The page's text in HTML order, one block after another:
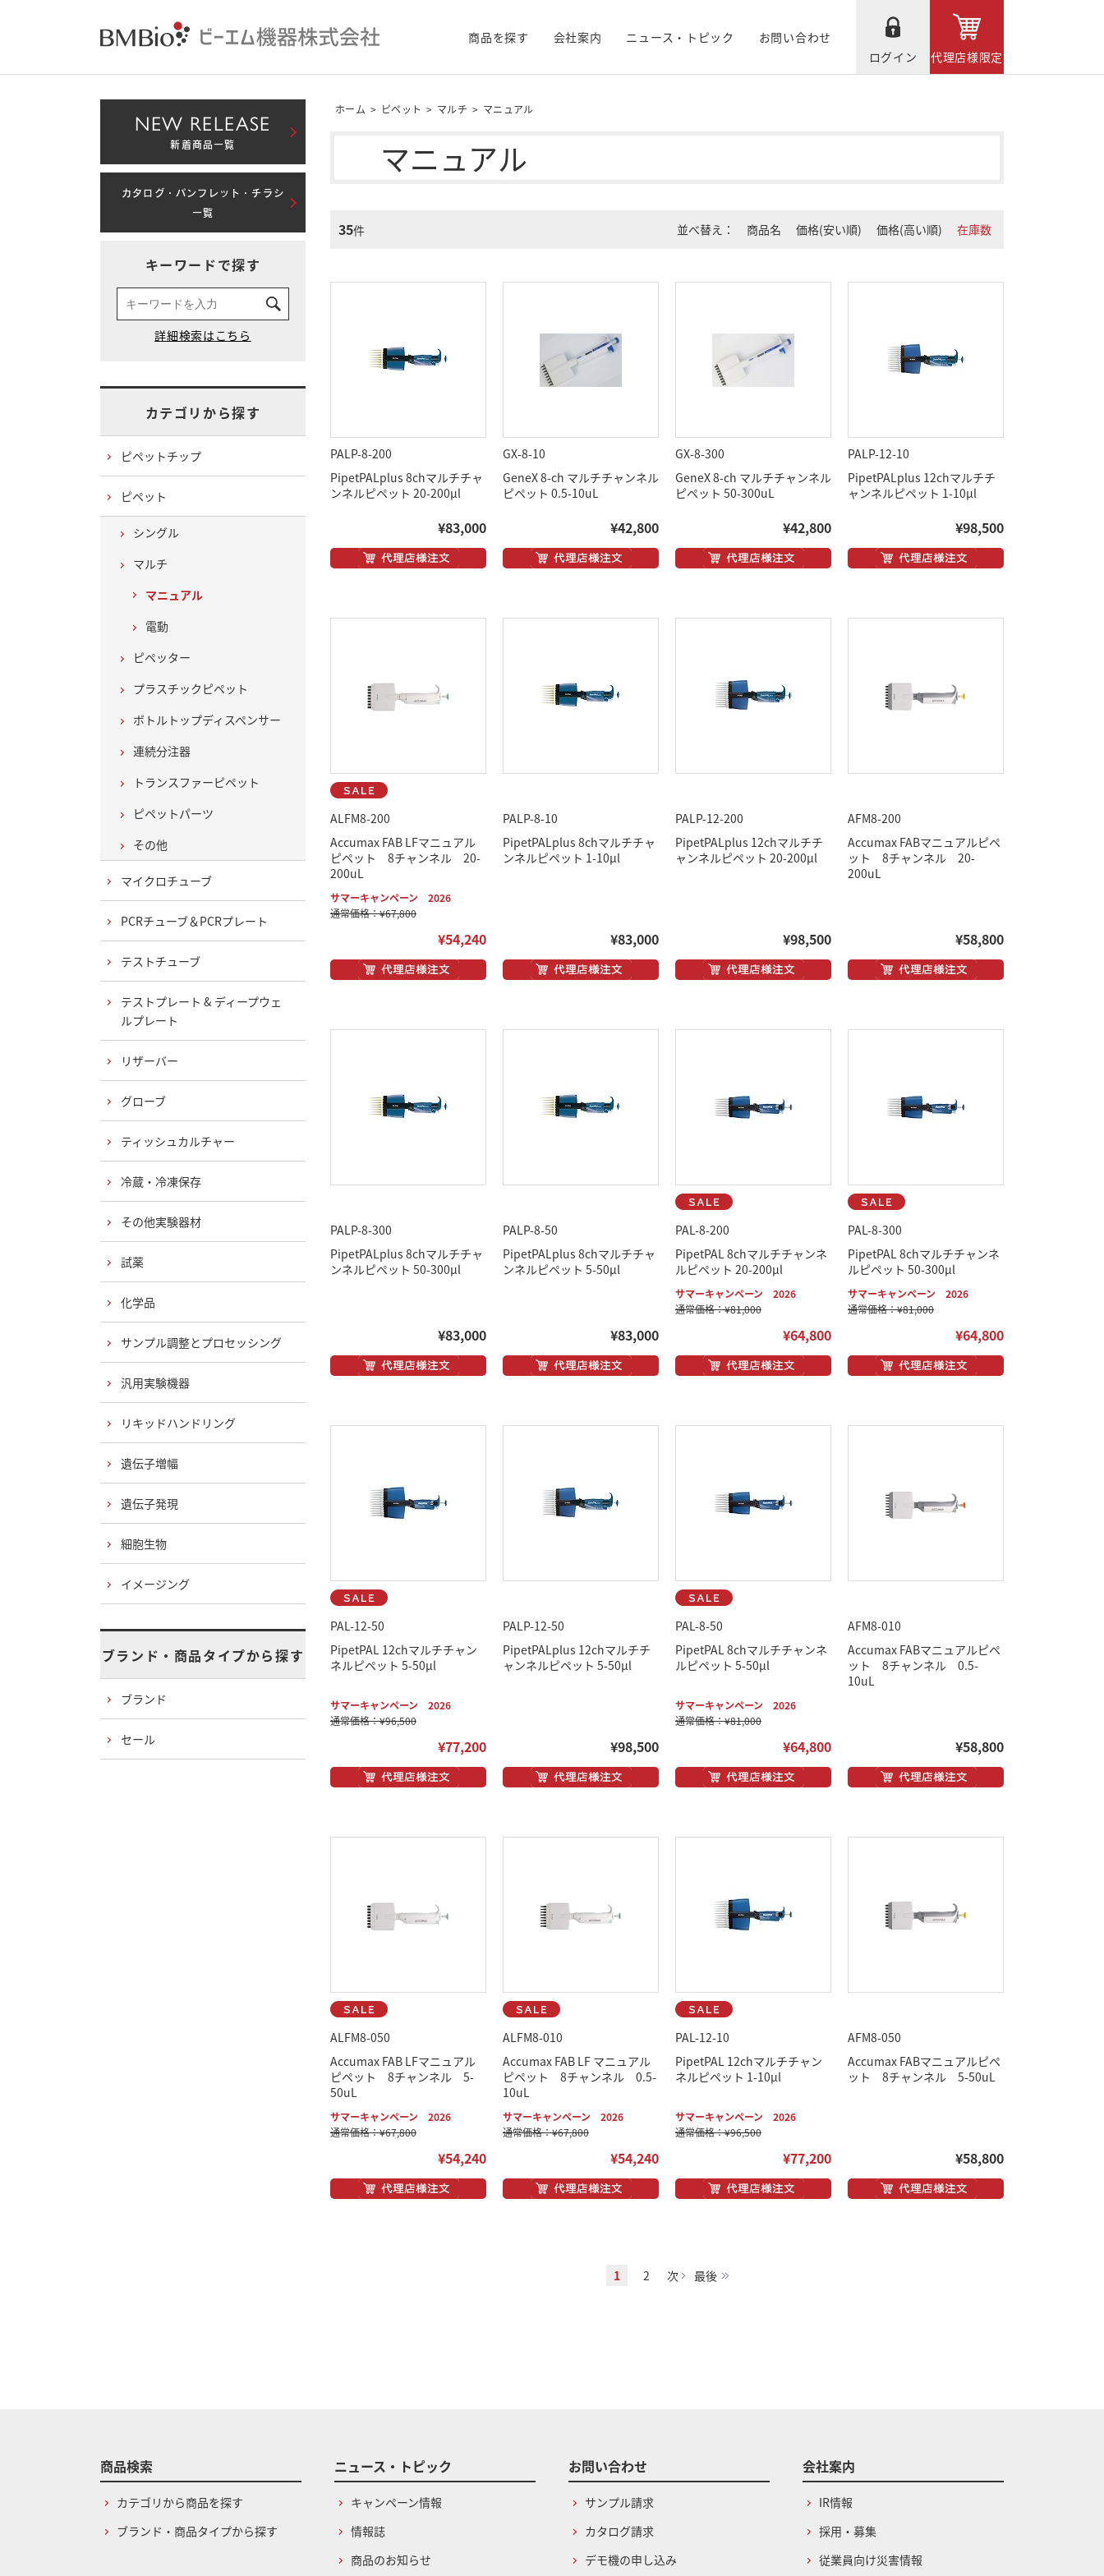
商品を探す 会社案内 ニュース・トピック
お問い合わせ
ログイン
代理店様限定
ホーム > ピペット > マルチ > マニュアル
マニュアル
並べ替え： 商品名 価格(安い順) 価格(高い順) 在庫数
35件
PALP-8-200
PipetPALplus 8chマルチチャ
ンネルピペット 20-200μl
¥83,000
GX-8-10
GeneX 8-ch マルチチャンネル
ピペット 0.5-10uL
¥42,800
GX-8-300
GeneX 8-ch マルチチャンネル
ピペット 50-300uL
¥42,800
PALP-12-10
PipetPALplus 12chマルチチ
ャンネルピペット 1-10μl
¥98,500
ALFM8-200
Accumax FAB LFマニュアル
ピペット 8チャンネル 20-
200uL
サマーキャンペーン 2026
通常価格：¥67,800
¥54,240
PALP-8-10
PipetPALplus 8chマルチチャ
ンネルピペット 1-10μl
¥83,000
PALP-12-200
PipetPALplus 12chマルチチ
ャンネルピペット 20-200μl
¥98,500
AFM8-200
Accumax FABマニュアルピペ
ット 8チャンネル 20-
200uL
¥58,800
PALP-8-300
PipetPALplus 8chマルチチャ
ンネルピペット 50-300μl
¥83,000
PALP-8-50
PipetPALplus 8chマルチチャ
ンネルピペット 5-50μl
¥83,000
PAL-8-200
PipetPAL 8chマルチチャンネ
ルピペット 20-200μl
サマーキャンペーン 2026
通常価格：¥81,000
¥64,800
PAL-8-300
PipetPAL 8chマルチチャンネ
ルピペット 50-300μl
サマーキャンペーン 2026
通常価格：¥81,000
¥64,800
PAL-12-50
PipetPAL 12chマルチチャン
ネルピペット 5-50μl
サマーキャンペーン 2026
通常価格：¥96,500
¥77,200
PALP-12-50
PipetPALplus 12chマルチチ
ャンネルピペット 5-50μl
¥98,500
PAL-8-50
PipetPAL 8chマルチチャンネ
ルピペット 5-50μl
サマーキャンペーン 2026
通常価格：¥81,000
¥64,800
AFM8-010
Accumax FABマニュアルピペ
ット 8チャンネル 0.5-
10uL
¥58,800
ALFM8-050
Accumax FAB LFマニュアル
ピペット 8チャンネル 5-
50uL
サマーキャンペーン 2026
通常価格：¥67,800
¥54,240
ALFM8-010
Accumax FAB LF マニュアル
ピペット 8チャンネル 0.5-
10uL
サマーキャンペーン 2026
通常価格：¥67,800
¥54,240
PAL-12-10
PipetPAL 12chマルチチャン
ネルピペット 1-10μl
サマーキャンペーン 2026
通常価格：¥96,500
¥77,200
AFM8-050
Accumax FABマニュアルピペ
ット 8チャンネル 5-50uL
¥58,800
1 2 次 最後
NEW RELEASE
新着商品一覧
カタログ・パンフレット・チラシ
一覧
キーワードで探す
カテゴリから探す
ピペットチップ
ピペット
シングル
マルチ
マニュアル
電動
ピペッター
プラスチックピペット
ボトルトップディスペンサー
連続分注器
トランスファーピペット
ピペットパーツ
その他
マイクロチューブ
PCRチューブ＆PCRプレート
テストチューブ
テストプレート & ディープウェ
ルプレート
リザーバー
グローブ
ティッシュカルチャー
冷蔵・冷凍保存
その他実験器材
試薬
化学品
サンプル調整とプロセッシング
汎用実験機器
リキッドハンドリング
遺伝子増幅
遺伝子発現
細胞生物
イメージング
ブランド・商品タイプから探す
ブランド
セール
商品検索
カテゴリから商品を探す
ブランド・商品タイプから探す
ニュース・トピック
キャンペーン情報
情報誌
商品のお知らせ
お問い合わせ
サンプル請求
カタログ請求
デモ機の申し込み
会社案内
IR情報
採用・募集
従業員向け災害情報